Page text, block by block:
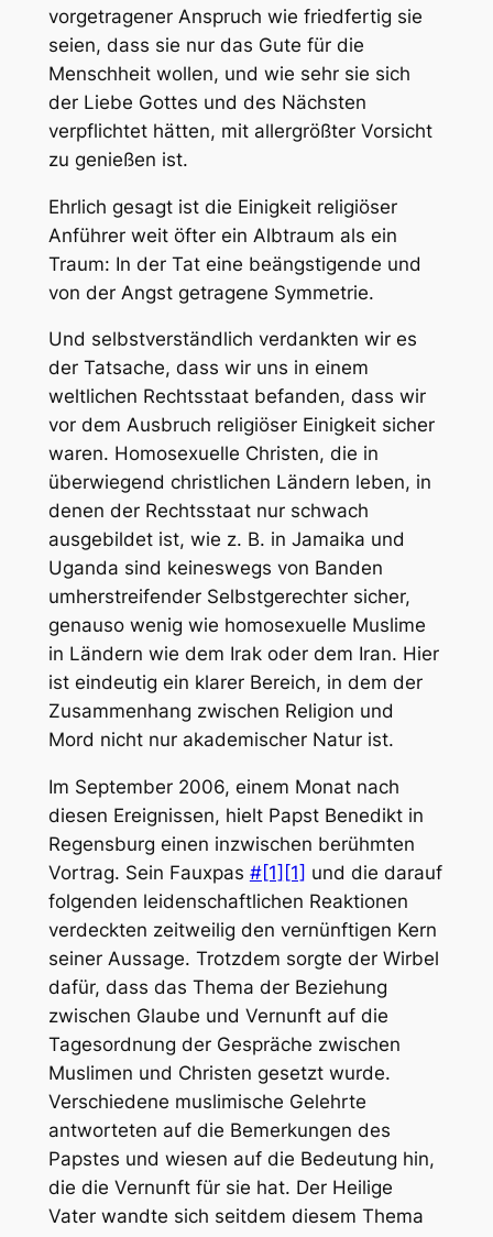
vorgetragener Anspruch wie friedfertig sie
seien, dass sie nur das Gute für die
Menschheit wollen, und wie sehr sie sich
der Liebe Gottes und des Nächsten
verpflichtet hätten, mit allergrößter Vorsicht
zu genießen ist.
Ehrlich gesagt ist die Einigkeit religiöser
Anführer weit öfter ein Albtraum als ein
Traum: In der Tat eine beängstigende und
von der Angst getragene Symmetrie.
Und selbstverständlich verdankten wir es
der Tatsache, dass wir uns in einem
weltlichen Rechtsstaat befanden, dass wir
vor dem Ausbruch religiöser Einigkeit sicher
waren. Homosexuelle Christen, die in
überwiegend christlichen Ländern leben, in
denen der Rechtsstaat nur schwach
ausgebildet ist, wie z. B. in Jamaika und
Uganda sind keineswegs von Banden
umherstreifender Selbstgerechter sicher,
genauso wenig wie homosexuelle Muslime
in Ländern wie dem Irak oder dem Iran. Hier
ist eindeutig ein klarer Bereich, in dem der
Zusammenhang zwischen Religion und
Mord nicht nur akademischer Natur ist.
Im September 2006, einem Monat nach
diesen Ereignissen, hielt Papst Benedikt in
Regensburg einen inzwischen berühmten
Vortrag. Sein Fauxpas #[1] [1] und die darauf
folgenden leidenschaftlichen Reaktionen
verdeckten zeitweilig den vernünftigen Kern
seiner Aussage. Trotzdem sorgte der Wirbel
dafür, dass das Thema der Beziehung
zwischen Glaube und Vernunft auf die
Tagesordnung der Gespräche zwischen
Muslimen und Christen gesetzt wurde.
Verschiedene muslimische Gelehrte
antworteten auf die Bemerkungen des
Papstes und wiesen auf die Bedeutung hin,
die die Vernunft für sie hat. Der Heilige
Vater wandte sich seitdem diesem Thema